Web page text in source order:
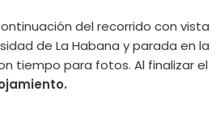
del recorrido con vista
de La Habana y parada en la
tiempo para fotos. Al finalizar el